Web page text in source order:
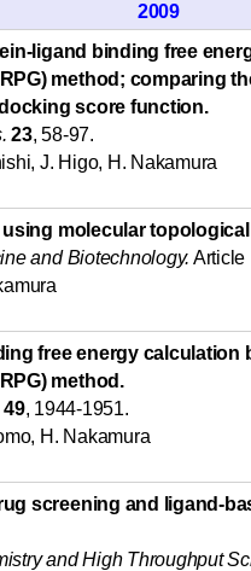
2009
ligand binding free
method; comparing
score function.
23, 58-97.
J. Higo, H. Nakamura
molecular
and Biotechnology.
free energy calculation
method.
49, 1944-1951.
H. Nakamura
screening and ligand-
and High Throughput